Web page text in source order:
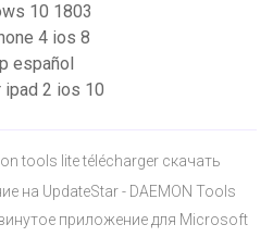
10 1803
4 ios 8
español
ipad 2 ios 10
tools lite télécharger скачать
на UpdateStar - DAEMON Tools
приложение для Microsoft